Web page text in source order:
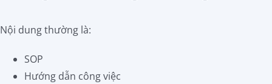
Nội dung thường là:
SOP
Hướng dẫn công việc